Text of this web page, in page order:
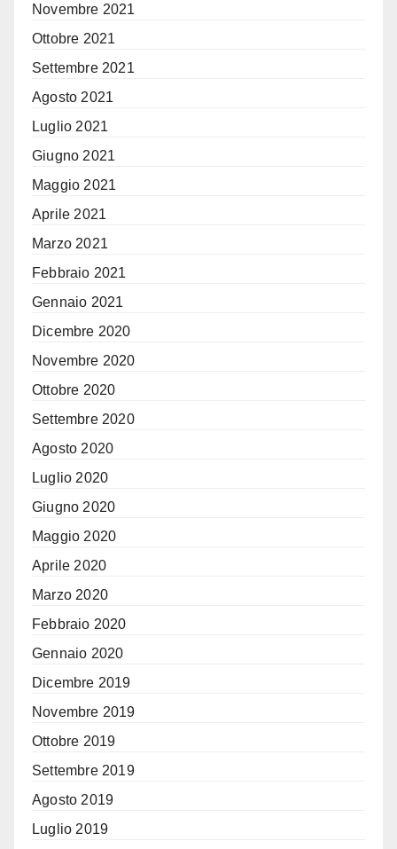
Novembre 2021
Ottobre 2021
Settembre 2021
Agosto 2021
Luglio 2021
Giugno 2021
Maggio 2021
Aprile 2021
Marzo 2021
Febbraio 2021
Gennaio 2021
Dicembre 2020
Novembre 2020
Ottobre 2020
Settembre 2020
Agosto 2020
Luglio 2020
Giugno 2020
Maggio 2020
Aprile 2020
Marzo 2020
Febbraio 2020
Gennaio 2020
Dicembre 2019
Novembre 2019
Ottobre 2019
Settembre 2019
Agosto 2019
Luglio 2019